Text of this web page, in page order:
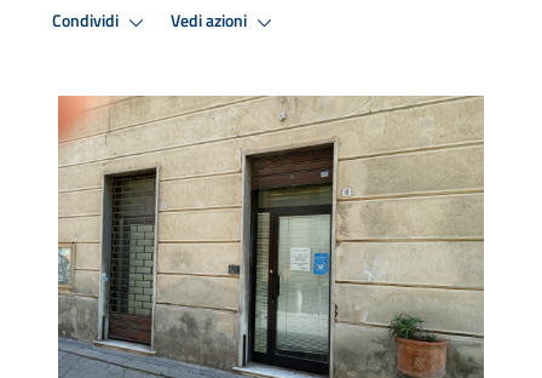
Condividi Vedi azioni